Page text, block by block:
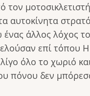
τον
αυτοκίνητα
ένας άλλος
επί τόπου
όλο το χωριό
πόνου δεν